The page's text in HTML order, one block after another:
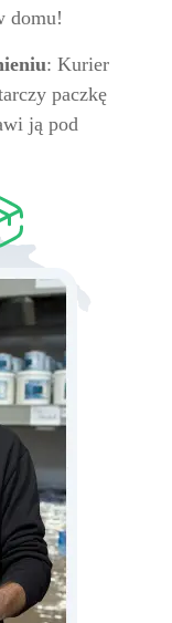
domu!
: Kurier
paczkę
ją pod